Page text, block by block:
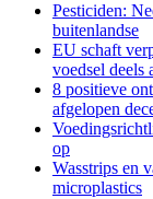
Pesticiden:
buitenlandse
EU schaft
voedsel deels
8 positieve
afgelopen
op
Wasstrips en
microplastics